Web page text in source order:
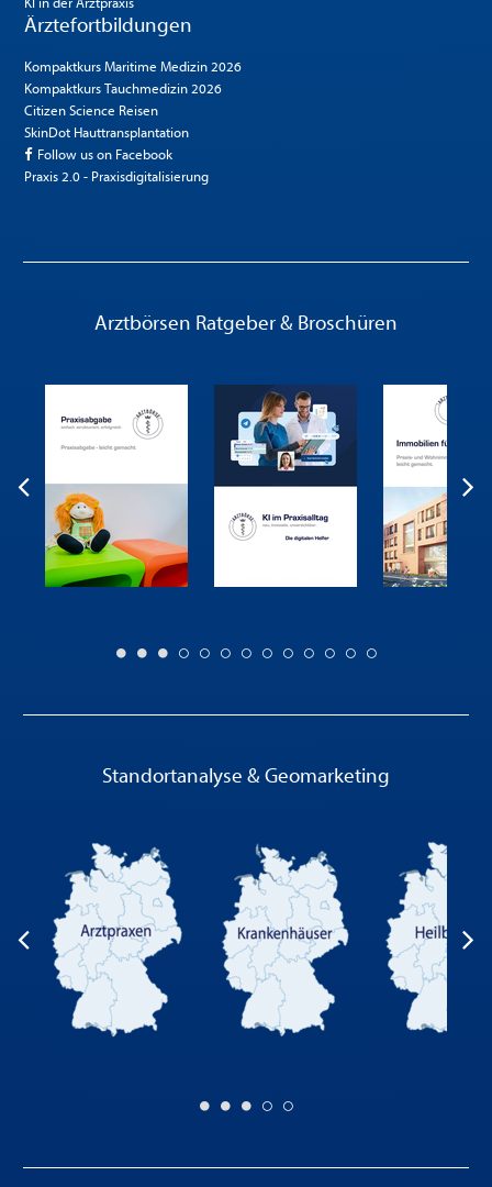
Ärztefortbildungen
Kompaktkurs Maritime Medizin 2026
Kompaktkurs Tauchmedizin 2026
Citizen Science Reisen
SkinDot Hauttransplantation
Follow us on Facebook
Praxis 2.0 - Praxisdigitalisierung
Arztbörsen Ratgeber & Broschüren
Standortanalyse & Geomarketing